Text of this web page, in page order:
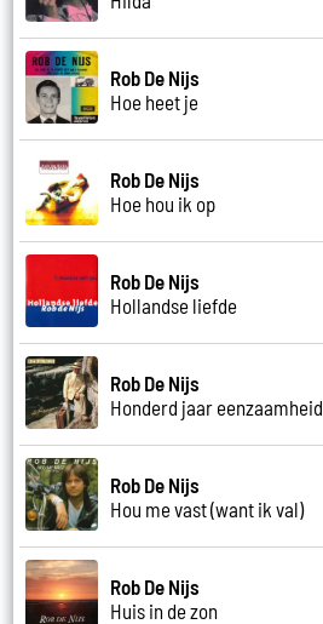
Rob De Nijs
Hoe heet je
Rob De Nijs
Hoe hou ik op
Rob De Nijs
Hollandse liefde
Rob De Nijs
Honderd jaar eenzaamheid
Rob De Nijs
Hou me vast (want ik val)
Rob De Nijs
Huis in de zon